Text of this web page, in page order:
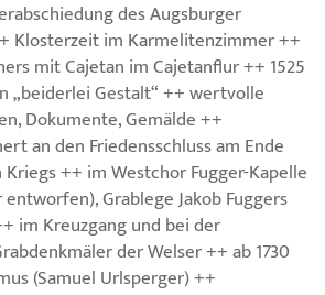
des Augsburger
Klosterzeit im Karmelitenzimmer ++
mit Cajetan im Cajetanflur ++ 1525
„beiderlei Gestalt“ ++ wertvolle
Dokumente, Gemälde ++
an den Friedensschluss am Ende
++ im Westchor Fugger-Kapelle
Grablege Jakob Fuggers
im Kreuzgang und bei der
der Welser ++ ab 1730
(Samuel Urlsperger) ++